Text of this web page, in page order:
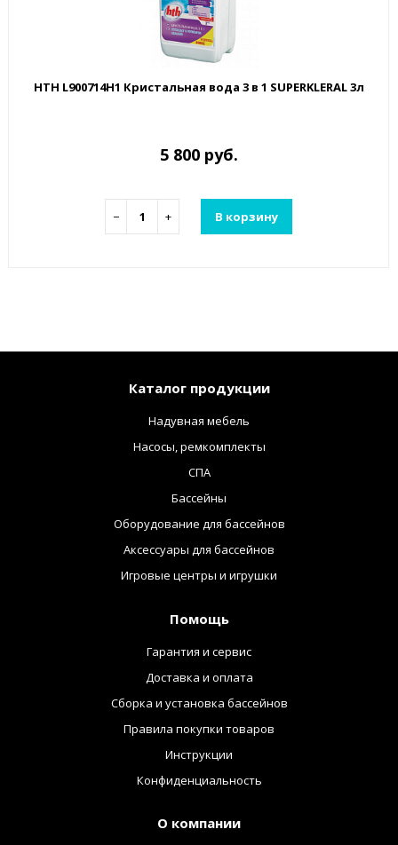
HTH L900714H1 Кристальная вода 3 в 1 SUPERKLERAL 3л
5 800 руб.
− + В корзину
Каталог продукции
Надувная мебель
Насосы, ремкомплекты
СПА
Бассейны
Оборудование для бассейнов
Аксессуары для бассейнов
Игровые центры и игрушки
Помощь
Гарантия и сервис
Доставка и оплата
Сборка и установка бассейнов
Правила покупки товаров
Инструкции
Конфиденциальность
О компании